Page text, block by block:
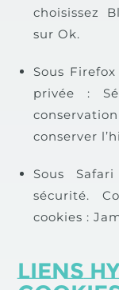
choisissez
sur Ok.
Sous
privée :
conserver
Sous
sécurité.
cookies :
Liens